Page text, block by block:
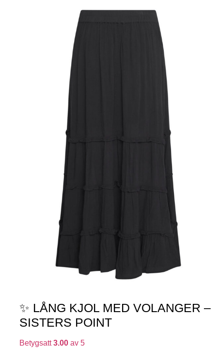
✨ LÅNG KJOL MED VOLANGER –
SISTERS POINT
Betygsatt3.00 av 5